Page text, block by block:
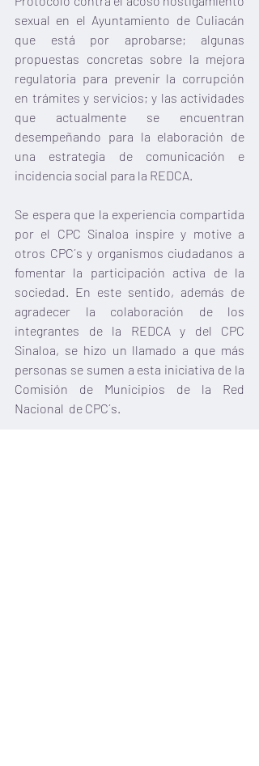
sexual en el Ayuntamiento de Culiacán
que está por aprobarse; algunas
propuestas concretas sobre la mejora
regulatoria para prevenir la corrupción
en trámites y servicios; y las actividades
que actualmente se encuentran
desempeñando para la elaboración de
una estrategia de comunicación e
incidencia social para la REDCA.
Se espera que la experiencia compartida
por el CPC Sinaloa inspire y motive a
otros CPC´s y organismos ciudadanos a
fomentar la participación activa de la
sociedad. En este sentido, además de
agradecer la colaboración de los
integrantes de la REDCA y del CPC
Sinaloa, se hizo un llamado a que más
personas se sumen a esta iniciativa de la
Comisión de Municipios de la Red
Nacional  de CPC´s.